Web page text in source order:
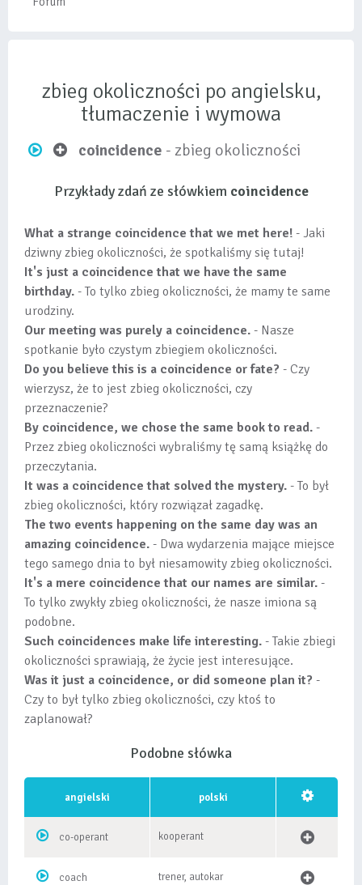
zbieg okoliczności po angielsku,
tłumaczenie i wymowa
coincidence - zbieg okoliczności
Przykłady zdań ze słówkiem coincidence
What a strange coincidence that we met here! - Jaki
dziwny zbieg okoliczności, że spotkaliśmy się tutaj!
It's just a coincidence that we have the same
birthday. - To tylko zbieg okoliczności, że mamy te same
urodziny.
Our meeting was purely a coincidence. - Nasze
spotkanie było czystym zbiegiem okoliczności.
Do you believe this is a coincidence or fate? - Czy
wierzysz, że to jest zbieg okoliczności, czy
przeznaczenie?
By coincidence, we chose the same book to read. -
Przez zbieg okoliczności wybraliśmy tę samą książkę do
przeczytania.
It was a coincidence that solved the mystery. - To był
zbieg okoliczności, który rozwiązał zagadkę.
The two events happening on the same day was an
amazing coincidence. - Dwa wydarzenia mające miejsce
tego samego dnia to był niesamowity zbieg okoliczności.
It's a mere coincidence that our names are similar. -
To tylko zwykły zbieg okoliczności, że nasze imiona są
podobne.
Such coincidences make life interesting. - Takie zbiegi
okoliczności sprawiają, że życie jest interesujące.
Was it just a coincidence, or did someone plan it? -
Czy to był tylko zbieg okoliczności, czy ktoś to
zaplanował?
Podobne słówka
angielski polski
co-operant kooperant
coach trener, autokar